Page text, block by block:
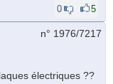
0 5
n° 1976/7217
électriques ??